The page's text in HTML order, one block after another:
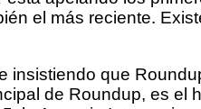
el más reciente.
insistiendo que
de Roundup, es el